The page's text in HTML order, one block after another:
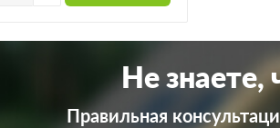
Не знаете,
Правильная